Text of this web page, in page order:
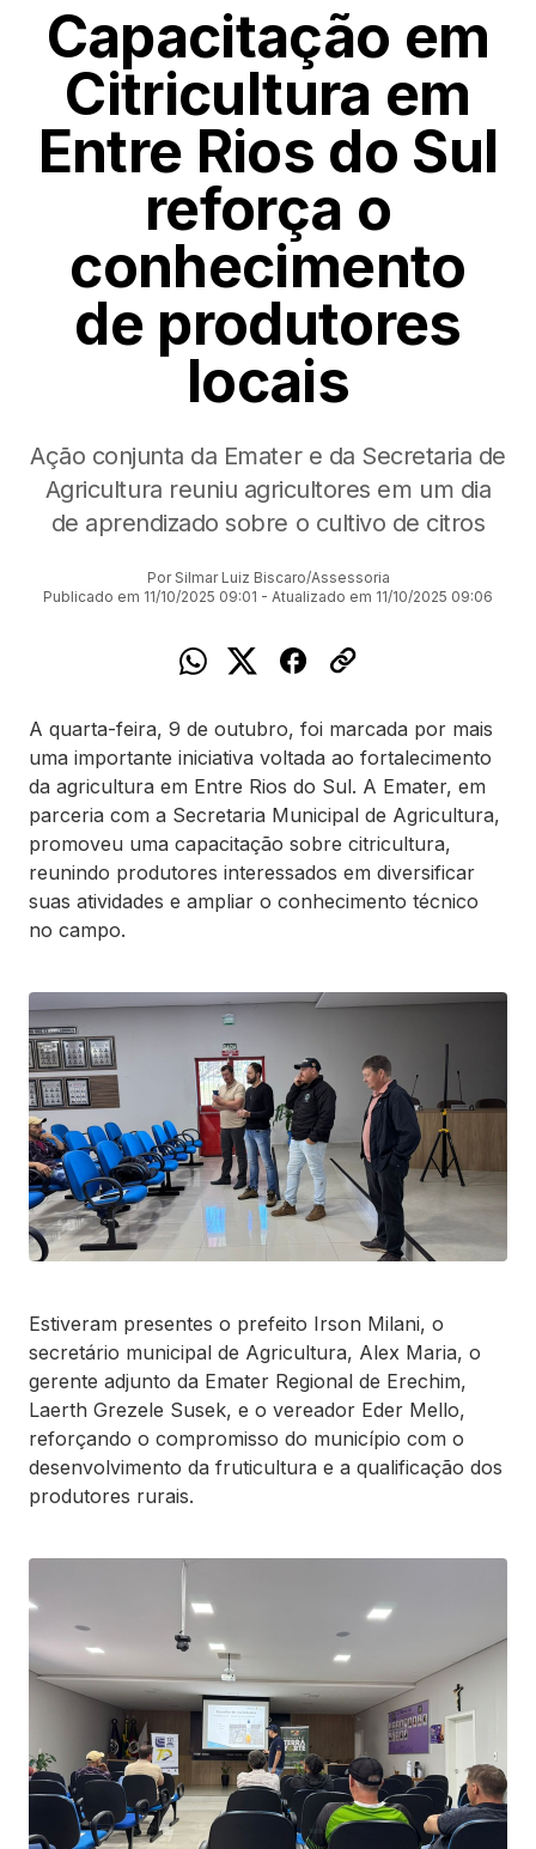
Capacitação em
Citricultura em
Entre Rios do Sul
reforça o
conhecimento
de produtores
locais
Ação conjunta da Emater e da Secretaria de
Agricultura reuniu agricultores em um dia
de aprendizado sobre o cultivo de citros
Por Silmar Luiz Biscaro/Assessoria
Publicado em 11/10/2025 09:01 - Atualizado em 11/10/2025 09:06
A quarta-feira, 9 de outubro, foi marcada por mais
uma importante iniciativa voltada ao fortalecimento
da agricultura em Entre Rios do Sul. A Emater, em
parceria com a Secretaria Municipal de Agricultura,
promoveu uma capacitação sobre citricultura,
reunindo produtores interessados em diversificar
suas atividades e ampliar o conhecimento técnico
no campo.
Estiveram presentes o prefeito Irson Milani, o
secretário municipal de Agricultura, Alex Maria, o
gerente adjunto da Emater Regional de Erechim,
Laerth Grezele Susek, e o vereador Eder Mello,
reforçando o compromisso do município com o
desenvolvimento da fruticultura e a qualificação dos
produtores rurais.